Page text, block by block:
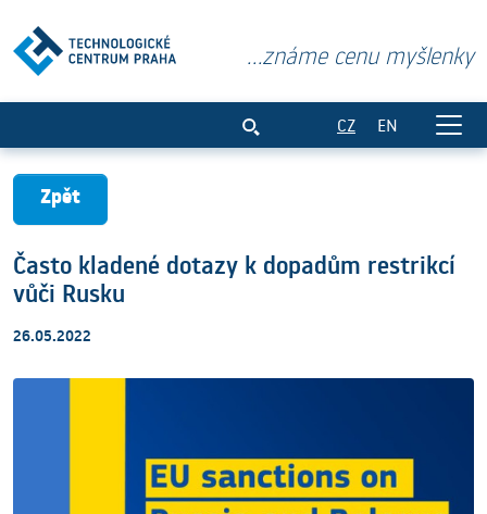
...známe cenu myšlenky
CZ EN
Zpět
Často kladené dotazy k dopadům restrikcí
vůči Rusku
26.05.2022